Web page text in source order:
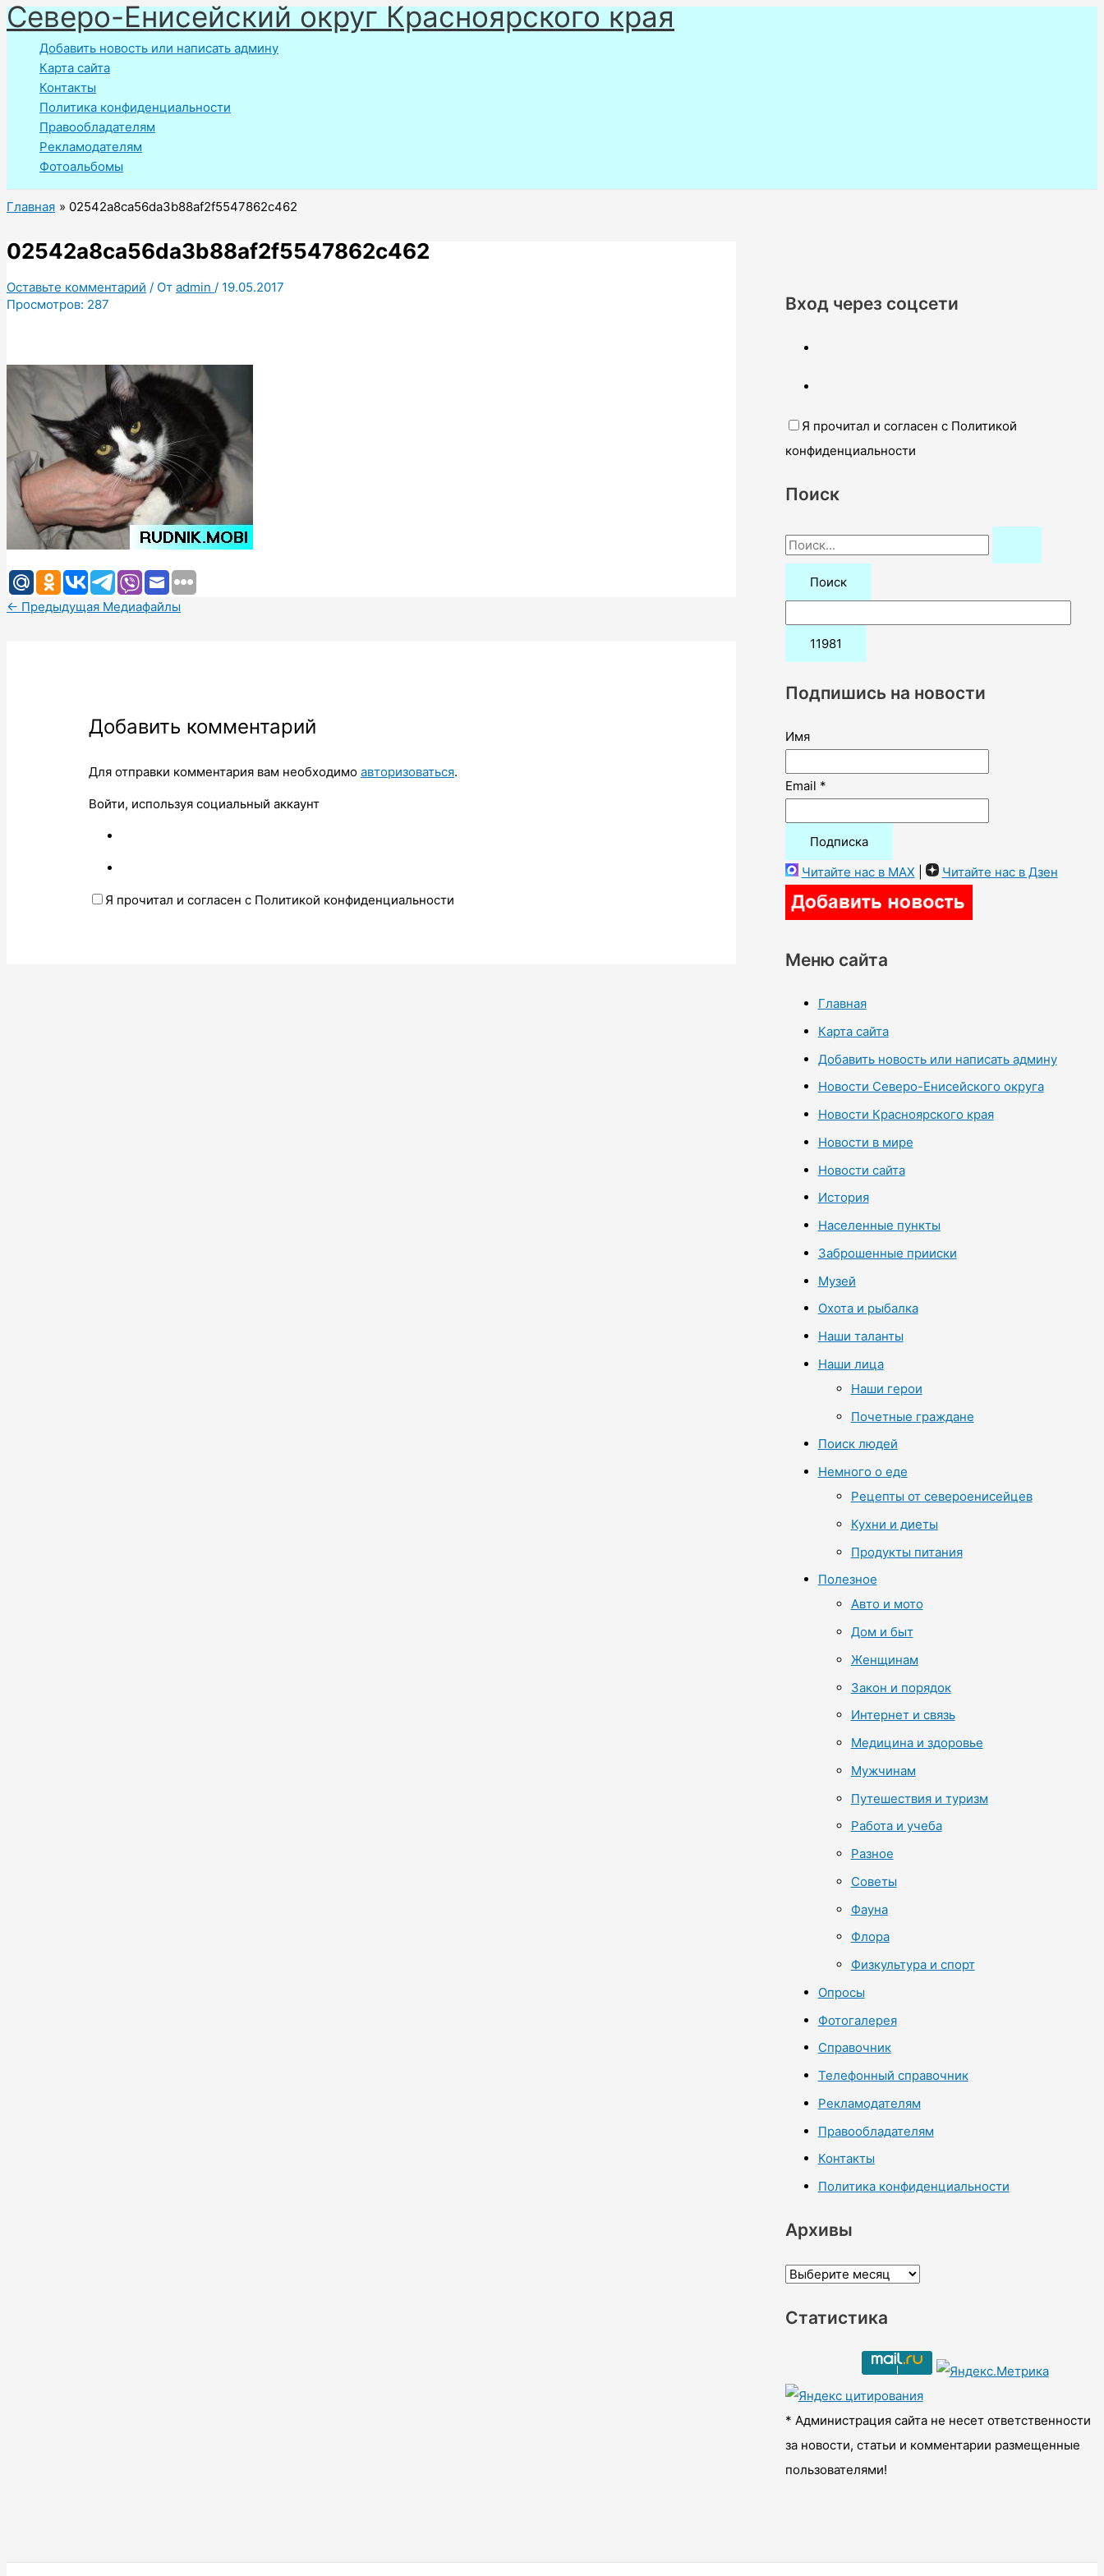
Перейти
к
содержимому
Северо-Енисейский округ Красноярского края
Добавить новость или написать админу
Карта сайта
Контакты
Политика конфиденциальности
Правообладателям
Рекламодателям
Фотоальбомы
Главная 02542a8ca56da3b88af2f5547862c462
02542a8ca56da3b88af2f5547862c462
Оставьте комментарий / От admin / 19.05.2017
Просмотров: 287
← Предыдущая Медиафайлы
Добавить комментарий
Для отправки комментария вам необходимоавторизоваться.
Войти, используя социальный аккаунт
Я прочитал и согласен с Политикой конфиденциальности
Вход через соцсети
Я прочитал и согласен с Политикой
конфиденциальности
Поиск
П
о
:
Подпишись на новости
Имя
Email *
Читайте нас в MAX Читайте нас в Дзен
Меню сайта
Главная
Карта сайта
Добавить новость или написать админу
Новости Северо-Енисейского округа
Новости Красноярского края
Новости в мире
Новости сайта
История
Населенные пункты
Заброшенные прииски
Музей
Охота и рыбалка
Наши таланты
Наши лица
Наши герои
Почетные граждане
Поиск людей
Немного о еде
Рецепты от североенисейцев
Кухни и диеты
Продукты питания
Полезное
Авто и мото
Дом и быт
Женщинам
Закон и порядок
Интернет и связь
Медицина и здоровье
Мужчинам
Путешествия и туризм
Работа и учеба
Разное
Советы
Фауна
Флора
Физкультура и спорт
Опросы
Фотогалерея
Справочник
Телефонный справочник
Рекламодателям
Правообладателям
Контакты
Политика конфиденциальности
Архивы
А
х
ы
Статистика
* Администрация сайта не несет ответственности
за новости, статьи и комментарии размещенные
пользователями!